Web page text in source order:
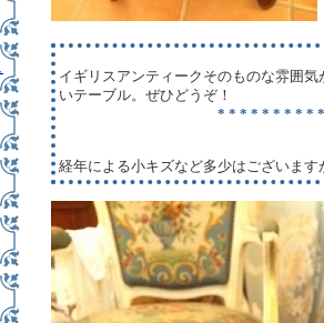
イギリスアンティークそのものな雰囲
いテーブル。ぜひどうぞ！
* * * * * * * * * *
経年による小キズなど多少はございます